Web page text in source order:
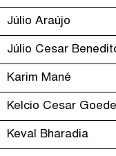
Júlio Araújo
Júlio Cesar
Karim Mané
Kelcio Cesar
Keval Bharadia